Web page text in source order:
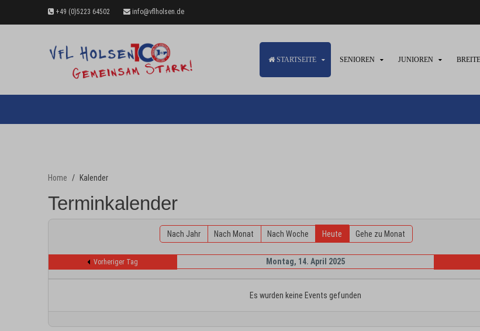
+49 (0)5223 64502 info@vflholsen.de
STARTSEITE SENIOREN JUNIOREN
Home Kalender
Terminkalender
Nach Jahr Nach Monat Nach Woche Heute Gehe zu Monat
Vorheriger Tag Montag, 14. April 2025
Es wurden keine Events gefunden